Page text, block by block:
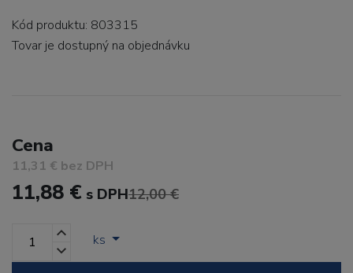
Kód produktu: 803315
Tovar je dostupný na objednávku
Cena
11,31 € bez DPH
11,88 € s DPH12,00 €
ks